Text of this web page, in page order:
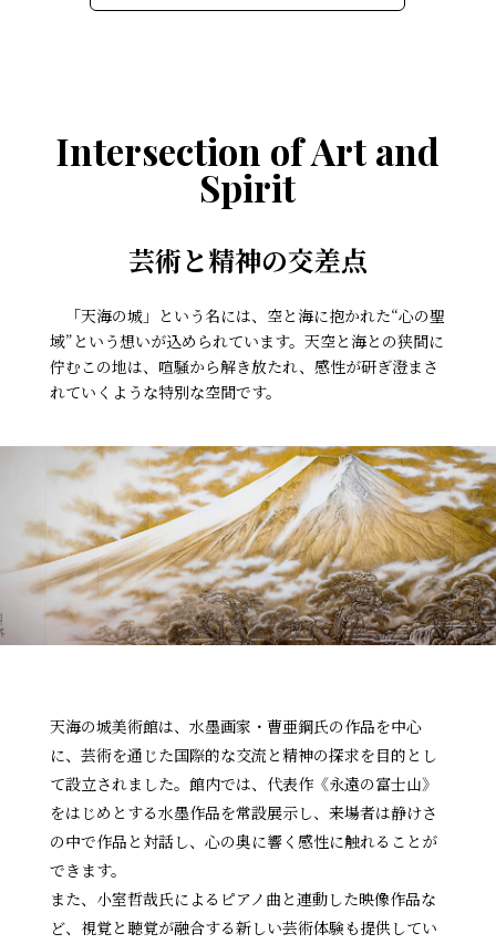
Intersection of Art and
Spirit
芸術と精神の交差点
「天海の城」という名には、空と海に抱かれた“心の聖
域”という想いが込められています。天空と海との狭間に
佇むこの地は、喧騒から解き放たれ、感性が研ぎ澄まさ
れていくような特別な空間です。
天海の城美術館は、水墨画家・曹亜鋼氏の作品を中心
に、芸術を通じた国際的な交流と精神の探求を目的とし
て設立されました。館内では、代表作《永遠の富士山》
をはじめとする水墨作品を常設展示し、来場者は静けさ
の中で作品と対話し、心の奥に響く感性に触れることが
できます。
また、小室哲哉氏によるピアノ曲と連動した映像作品な
ど、視覚と聴覚が融合する新しい芸術体験も提供してい